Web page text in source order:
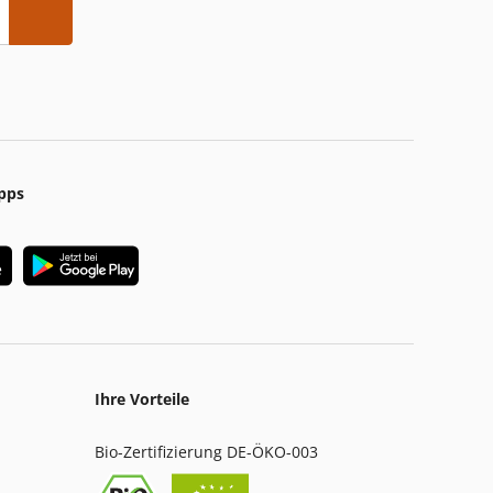
Ihre Vorteile
Bio-Zertifizierung DE-ÖKO-003